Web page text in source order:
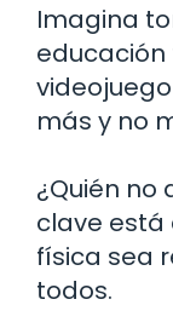
Imagina
educación
más y no
¿Quién no
clave está
física sea
todos.